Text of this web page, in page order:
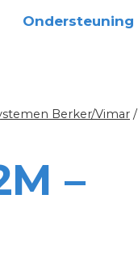
Ondersteuning
Berker/Vimar /
–